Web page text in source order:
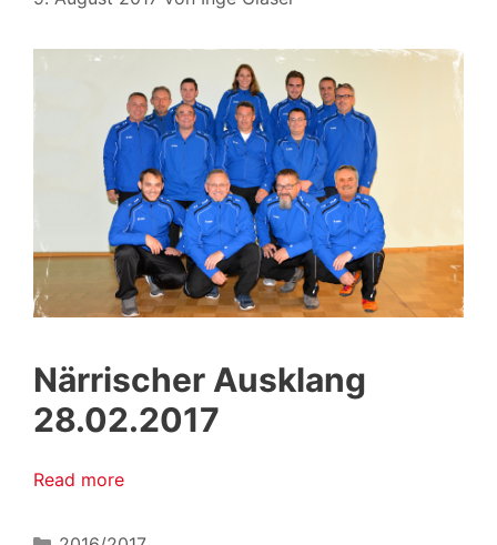
Närrischer Ausklang
28.02.2017
Read more